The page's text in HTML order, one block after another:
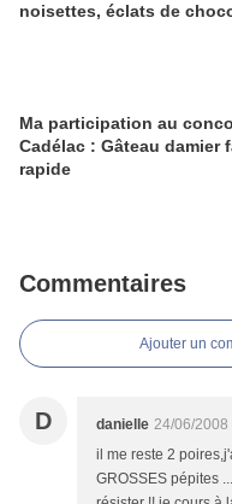
noisettes, éclats de
Ma participation au
Cadélac : Gâteau damier
rapide
Commentaires
Ajouter un
D danielle 24/06/2008
il me reste 2
GROSSES pépites